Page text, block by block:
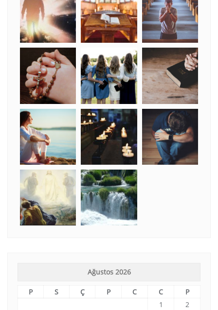
Ağustos 2026
P S Ç P C C
P
1
2